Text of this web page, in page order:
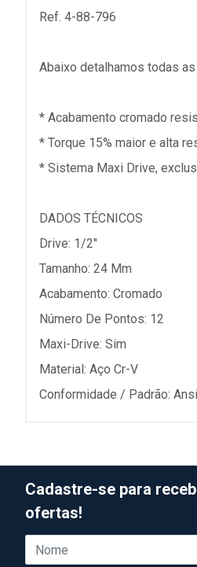
Ref. 4-88-796
Abaixo detalhamos todas
* Acabamento cromado
* Torque 15% maior e alta
* Sistema Maxi Drive,
DADOS TÉCNICOS
Drive: 1/2"
Tamanho: 24 Mm
Acabamento: Cromado
Número De Pontos: 12
Maxi-Drive: Sim
Material: Aço Cr-V
Conformidade / Padrão:
Cadastre-se para
ofertas!